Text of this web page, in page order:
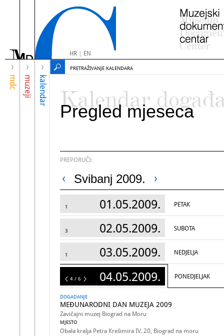
HR| EN
mdc muzeji kalendar
PRETRAŽIVANJE KALENDARA
Kalendar
Pregled mjeseca
PREPORUČI:
Svibanj 2009.
1 01.05.2009. PETAK
3 02.05.2009. SUBOTA
1 03.05.2009. NEDJELJA
6 04.05.2009. PONEDJELJAK
4 / 6
DOGADANJE
MEĐUNARODNI DAN MUZEJA 2009
Zavičajni muzej Biograd na Moru
MJESTO
Obala kralja Petra Krešimira IV. 20, Biograd na moru